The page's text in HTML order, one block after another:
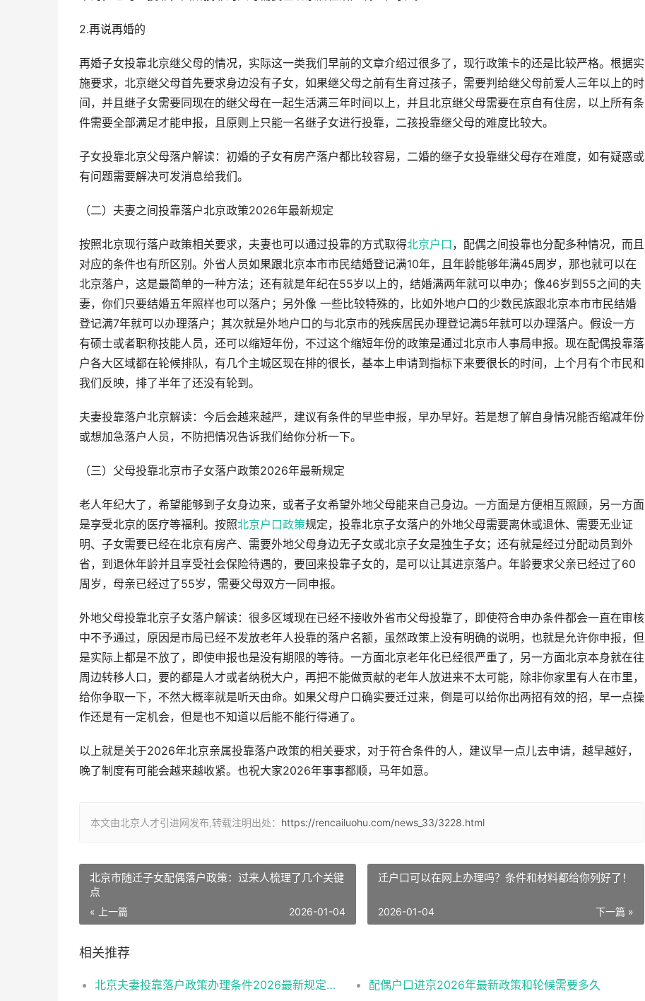
2.再说再婚的
再婚子女投靠北京继父母的情况，实际这一类我们早前的文章介绍过很多了，现行政策卡的还是比较严格。根据实
施要求，北京继父母首先要求身边没有子女，如果继父母之前有生育过孩子，需要判给继父母前爱人三年以上的时
间，并且继子女需要同现在的继父母在一起生活满三年时间以上，并且北京继父母需要在京自有住房，以上所有条
件需要全部满足才能申报，且原则上只能一名继子女进行投靠，二孩投靠继父母的难度比较大。
子女投靠北京父母落户解读：初婚的子女有房产落户都比较容易，二婚的继子女投靠继父母存在难度，如有疑惑或
有问题需要解决可发消息给我们。
（二）夫妻之间投靠落户北京政策2026年最新规定
按照北京现行落户政策相关要求，夫妻也可以通过投靠的方式取得北京户口 ，配偶之间投靠也分配多种情况，而且
对应的条件也有所区别。外省人员如果跟北京本市市民结婚登记满10年，且年龄能够年满45周岁，那也就可以在
北京落户，这是最简单的一种方法；还有就是年纪在55岁以上的，结婚满两年就可以申办；像46岁到55之间的夫
妻，你们只要结婚五年照样也可以落户；另外像 一些比较特殊的，比如外地户口的少数民族跟北京本市市民结婚
登记满7年就可以办理落户；其次就是外地户口的与北京市的残疾居民办理登记满5年就可以办理落户。假设一方
有硕士或者职称技能人员，还可以缩短年份，不过这个缩短年份的政策是通过北京市人事局申报。现在配偶投靠落
户各大区域都在轮候排队，有几个主城区现在排的很长，基本上申请到指标下来要很长的时间，上个月有个市民和
我们反映，排了半年了还没有轮到。
夫妻投靠落户北京解读：今后会越来越严，建议有条件的早些申报，早办早好。若是想了解自身情况能否缩减年份
或想加急落户人员，不防把情况告诉我们给你分析一下。
（三）父母投靠北京市子女落户政策2026年最新规定
老人年纪大了，希望能够到子女身边来，或者子女希望外地父母能来自己身边。一方面是方便相互照顾，另一方面
是享受北京的医疗等福利。按照北京户口政策规定，投靠北京子女落户的外地父母需要离休或退休、需要无业证
明、子女需要已经在北京有房产、需要外地父母身边无子女或北京子女是独生子女；还有就是经过分配动员到外
省，到退休年龄并且享受社会保险待遇的，要回来投靠子女的，是可以让其进京落户。年龄要求父亲已经过了60
周岁，母亲已经过了55岁，需要父母双方一同申报。
外地父母投靠北京子女落户解读：很多区域现在已经不接收外省市父母投靠了，即使符合申办条件都会一直在审核
中不予通过，原因是市局已经不发放老年人投靠的落户名额，虽然政策上没有明确的说明，也就是允许你申报，但
是实际上都是不放了，即使申报也是没有期限的等待。一方面北京老年化已经很严重了，另一方面北京本身就在往
周边转移人口，要的都是人才或者纳税大户，再把不能做贡献的老年人放进来不太可能，除非你家里有人在市里，
给你争取一下，不然大概率就是听天由命。如果父母户口确实要迁过来，倒是可以给你出两招有效的招，早一点操
作还是有一定机会，但是也不知道以后能不能行得通了。
以上就是关于2026年北京亲属投靠落户政策的相关要求，对于符合条件的人，建议早一点儿去申请，越早越好，
晚了制度有可能会越来越收紧。也祝大家2026年事事都顺，马年如意。
本文由北京人才引进网发布,转载注明出处： https://rencailuohu.com/news_33/3228.html
北京市随迁子女配偶落户政策：过来人梳理了几个关键
点
« 上一篇 2026-01-04
迁户口可以在网上办理吗？条件和材料都给你列好了！
下一篇 »
2026-01-04
相关推荐
北京夫妻投靠落户政策办理条件2026最新规定消息
配偶户口进京2026年最新政策和轮候需要多久